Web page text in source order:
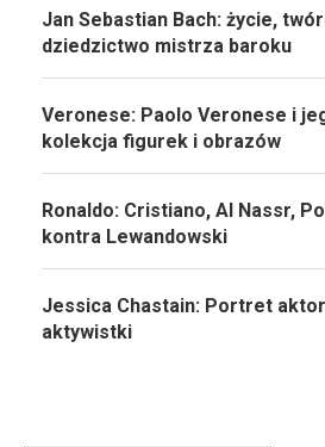
Jan Sebastian Bach: życie,
dziedzictwo mistrza baroku
Veronese: Paolo Veronese i
kolekcja figurek i obrazów
Ronaldo: Cristiano, Al Nassr,
kontra Lewandowski
Jessica Chastain: Portret
aktywistki